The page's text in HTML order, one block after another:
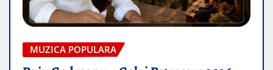
MUZICA POPULARA